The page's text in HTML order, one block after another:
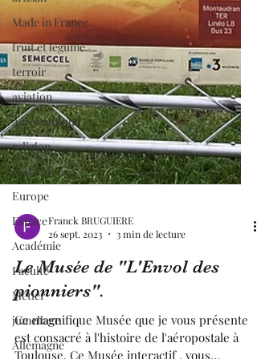
Made in France
fruit et légume
terroir
aviation
Aéronautique
religion
Festival
Europe
Espace
Académie
Faculté
Métier
jumellage
Allemagne
Franck BRUGUIERE
26 sept. 2023
3 min de lecture
Le Musée de "L'Envol des
pionniers".
Ce magnifique Musée que je vous présente